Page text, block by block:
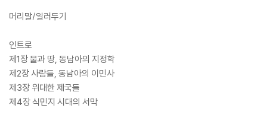
머리말/일러두기
인트로
제1장 물과 땅, 동남아의 지정학
제2장 사람들, 동남아의 이민사
제3장 위대한 제국들
제4장 식민지 시대의 서막